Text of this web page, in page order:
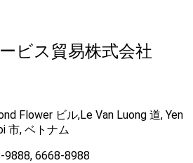
ビス貿易株式会社
Flower ビル,Le Van Luong 道, Yen
市, ベトナム
9888, 6668-8988